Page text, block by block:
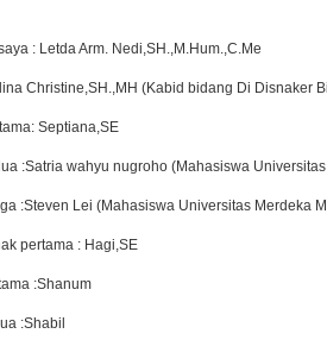
: Letda Arm. Nedi,SH.,M.Hum.,C.Me
Christine,SH.,MH (Kabid bidang Di Disnaker
Septiana,SE
:Satria wahyu nugroho (Mahasiswa
:Steven Lei (Mahasiswa Universitas Merdeka
pertama : Hagi,SE
:Shanum
:Shabil